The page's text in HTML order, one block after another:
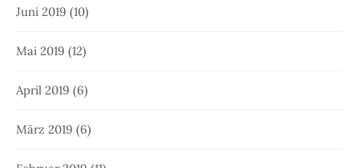
Juni 2019 (10)
Mai 2019 (12)
April 2019 (6)
März 2019 (6)